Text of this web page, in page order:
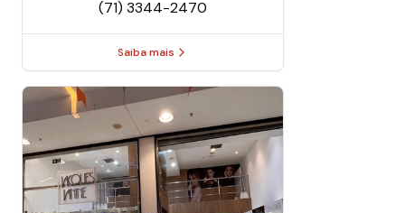
Especializada
(71) 3344-2470
Saiba mais